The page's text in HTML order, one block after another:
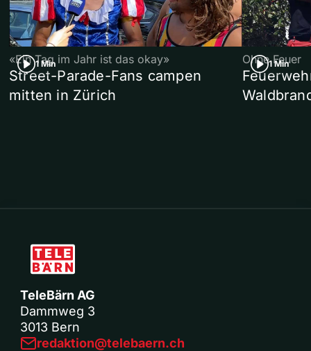
1 Min
«Ein Tag im Jahr ist das okay»
Street-Parade-Fans campen
mitten in Zürich
1 Min
Ohne Feuer
TeleBärn AG
Dammweg 3
3013 Bern
redaktion@telebaern.ch